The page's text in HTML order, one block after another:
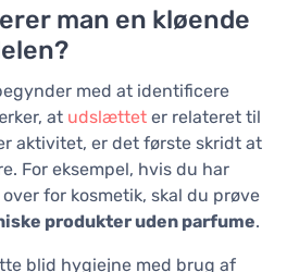
man en kløende
med at identificere
at udslættet er relateret til
aktivitet, er det første skridt at
For eksempel, hvis du har
for kosmetik, skal du prøve
produkter uden parfume.
blid hygiejne med brug af